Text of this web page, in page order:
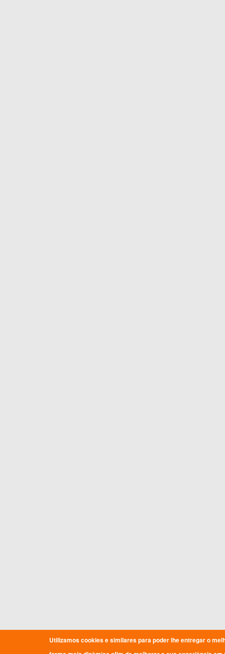
Utilizamos cookies e similares para poder lhe entregar o